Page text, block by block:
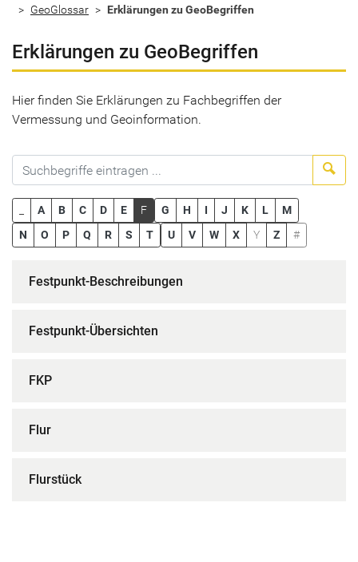
GeoGlossar
Erklärungen zu GeoBegriffen
Erklärungen zu GeoBegriffen
Hier finden Sie Erklärungen zu Fachbegriffen der
Vermessung und Geoinformation.
A B C D E F G H I J K L
M
N
O P Q R S T U V W X Y Z #
Festpunkt-Beschreibungen
Festpunkt-Übersichten
FKP
Flur
Flurstück